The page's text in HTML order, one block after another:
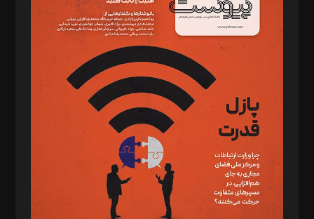
د‌بیر خدمت و تجارت: ابوالفضل رجبی
د‌بیر حقوق فناوری: حسام‌الدین ایپکچی
د‌بیر پیوست جهان: مینا پاکدل
د‌بیر تحریریه آنلاین: بابک نقاش
تحریریه‌: مجتبی محمود‌ی، آرش برهمند، یسنا امان‌پور، سروش کرمیان،
مصطفی مسجدی آرانی، ابوالفضل رجبی، زهرا فکرانه، فائزه فتحی
رستمی،مصطفی باستان
ویرایش: نگار استاد‌‌آقا
طراح یونیفرم: مجید توکلی
فیلمبرداری و عکاسی: امیر شفیعی، مانی لطفی زاده
گرافیک و صفحه‌آرایی: سید‌سبحان‌علی ثابت